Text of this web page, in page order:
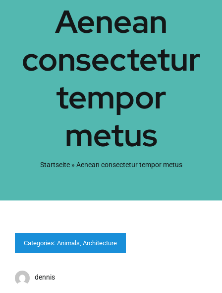
Leistungen
Anfahrt
Aenean
consectetur
tempor
metus
Startseite» Aenean consectetur tempor metus
Categories: Animals, Architecture
dennis